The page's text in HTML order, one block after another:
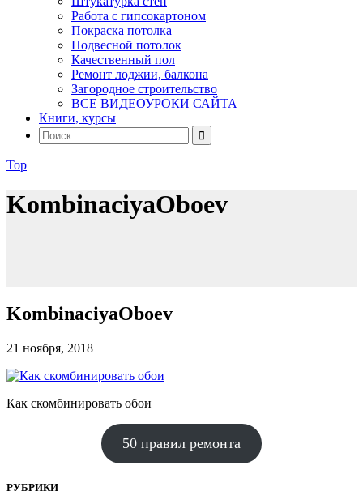
Работа с гипсокартоном
Покраска потолка
Подвесной потолок
Качественный пол
Ремонт лоджии, балкона
Загородное строительство
ВСЕ ВИДЕОУРОКИ САЙТА
Книги, курсы
Top
KombinaciyaOboev
KombinaciyaOboev
21 ноября, 2018
Как скомбинировать обои
50 правил ремонта
РУБРИКИ